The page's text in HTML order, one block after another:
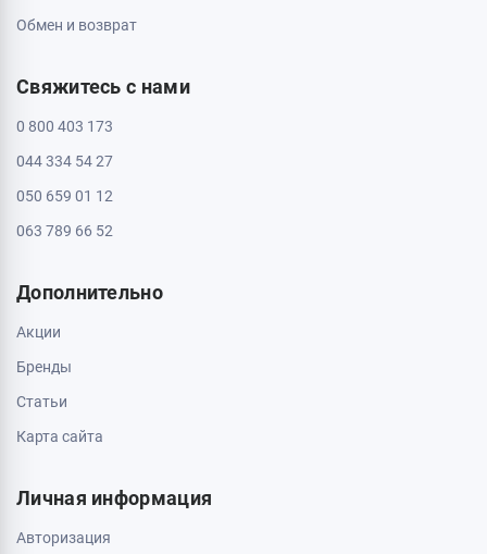
Обмен и возврат
Свяжитесь с нами
0 800 403 173
044 334 54 27
050 659 01 12
063 789 66 52
Дополнительно
Акции
Бренды
Статьи
Карта сайта
Личная информация
Авторизация